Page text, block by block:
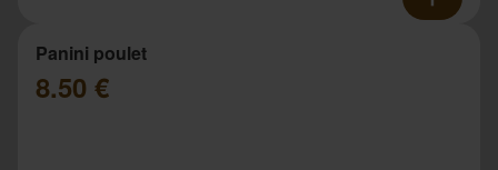
Panini poulet
8.50 €